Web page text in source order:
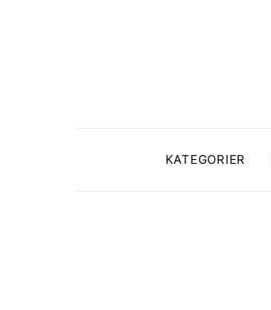
KATEGORIER